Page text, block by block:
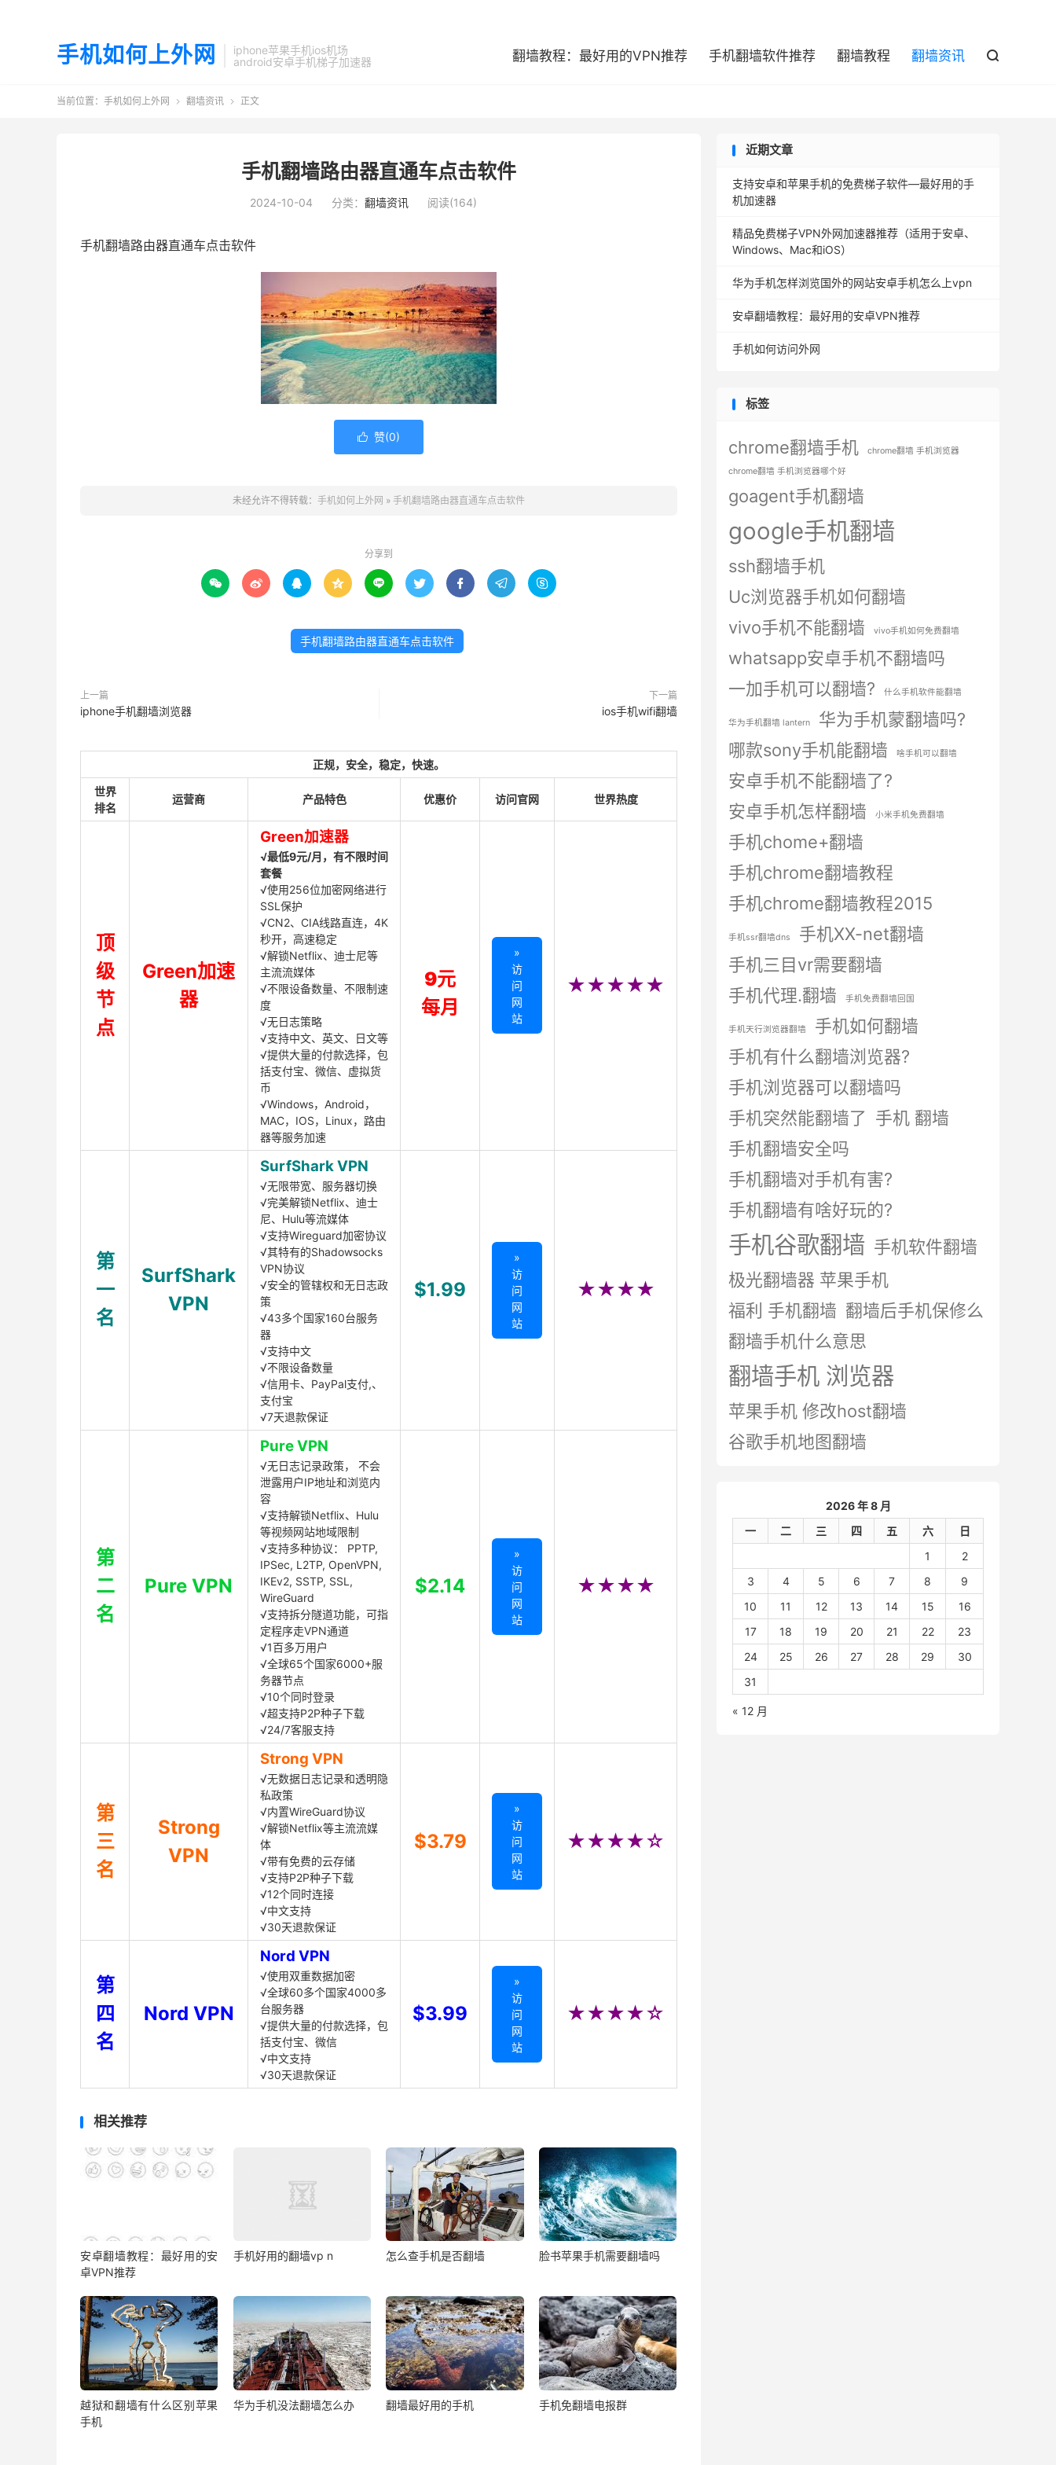
手机如何上外网
iphone苹果手机ios机场
android安卓手机梯子加速器
翻墙教程：最好用的VPN推荐 手机翻墙软件推荐 翻墙教程 翻墙资讯 
当前位置： 手机如何上外网  翻墙资讯  正文
手机翻墙路由器直通车点击软件
2024-10-04 分类： 翻墙资讯 阅读(164)
手机翻墙路由器直通车点击软件
 赞(0)
未经允许不得转载： 手机如何上外网 » 手机翻墙路由器直通车点击软件
分享到
        
手机翻墙路由器直通车点击软件
上一篇
iphone手机翻墙浏览器
下一篇
ios手机wifi翻墙
正规，安全，稳定，快速。
世界
排名
运营商 产品特色 优惠价 访问官网 世界热度
顶
级
节
点
Green加速
器
Green加速器
√最低9元/月，有不限时间
套餐
√使用256位加密网络进行
SSL保护
√CN2、CIA线路直连，4K
秒开，高速稳定
√解锁Netflix、迪士尼等
主流流媒体
√不限设备数量、不限制速
度
√无日志策略
√支持中文、英文、日文等
√提供大量的付款选择，包
括支付宝、微信、虚拟货
币
√Windows，Android，
MAC，IOS，Linux，路由
器等服务加速
9元
每月
»
访
问
网
站
★★★★★
第
一
名
SurfShark
VPN
SurfShark VPN
√无限带宽、服务器切换
√完美解锁Netflix、迪士
尼、Hulu等流媒体
√支持Wireguard加密协议
√其特有的Shadowsocks
VPN协议
√安全的管辖权和无日志政
策
√43多个国家160台服务
器
√支持中文
√不限设备数量
√信用卡、PayPal支付,、
支付宝
√7天退款保证
$1.99
»
访
问
网
站
★★★★
第
二
名
Pure VPN
Pure VPN
√无日志记录政策， 不会
泄露用户IP地址和浏览内
容
√支持解锁Netflix、Hulu
等视频网站地域限制
√支持多种协议： PPTP,
IPSec, L2TP, OpenVPN,
IKEv2, SSTP, SSL,
WireGuard
√支持拆分隧道功能，可指
定程序走VPN通道
√1百多万用户
√全球65个国家6000+服
务器节点
√10个同时登录
√超支持P2P种子下载
√24/7客服支持
$2.14
»
访
问
网
站
★★★★
第
三
名
Strong
VPN
Strong VPN
√无数据日志记录和透明隐
私政策
√内置WireGuard协议
√解锁Netflix等主流流媒
体
√带有免费的云存储
√支持P2P种子下载
√12个同时连接
√中文支持
√30天退款保证
$3.79
»
访
问
网
站
★★★★☆
第
四
名
Nord VPN
Nord VPN
√使用双重数据加密
√全球60多个国家4000多
台服务器
√提供大量的付款选择，包
括支付宝、微信
√中文支持
√30天退款保证
$3.99
»
访
问
网
站
★★★★☆
相关推荐
安卓翻墙教程：最好用的安
卓VPN推荐
手机好用的翻墙vp n 怎么查手机是否翻墙 脸书苹果手机需要翻墙吗
越狱和翻墙有什么区别苹果
手机
华为手机没法翻墙怎么办 翻墙最好用的手机 手机免翻墙电报群
近期文章
支持安卓和苹果手机的免费梯子软件—最好用的手
机加速器
精品免费梯子VPN外网加速器推荐（适用于安卓、
Windows、Mac和iOS）
华为手机怎样浏览国外的网站安卓手机怎么上vpn
安卓翻墙教程：最好用的安卓VPN推荐
手机如何访问外网
标签
chrome翻墙手机
chrome翻墙 手机浏览器
chrome翻墙 手机浏览器哪个好
goagent手机翻墙
google手机翻墙
ssh翻墙手机
Uc浏览器手机如何翻墙
vivo手机不能翻墙
vivo手机如何免费翻墙
whatsapp安卓手机不翻墙吗
一加手机可以翻墙?
什么手机软件能翻墙
华为手机翻墙 lantern
华为手机蒙翻墙吗?
哪款sony手机能翻墙
啥手机可以翻墙
安卓手机不能翻墙了?
安卓手机怎样翻墙
小米手机免费翻墙
手机chome+翻墙
手机chrome翻墙教程
手机chrome翻墙教程2015
手机ssr翻墙dns
手机XX-net翻墙
手机三目vr需要翻墙
手机代理.翻墙
手机免费翻墙回国
手机天行浏览器翻墙
手机如何翻墙
手机有什么翻墙浏览器?
手机浏览器可以翻墙吗
手机突然能翻墙了 手机 翻墙
手机翻墙安全吗
手机翻墙对手机有害?
手机翻墙有啥好玩的?
手机谷歌翻墙 手机软件翻墙
极光翻墙器 苹果手机
福利 手机翻墙 翻墙后手机保修么
翻墙手机什么意思
翻墙手机 浏览器
苹果手机 修改host翻墙
谷歌手机地图翻墙
2026 年 8 月
一
二 三 四 五 六
日
1
2
3
4 5 6 7 8
9
10
11 12 13 14 15
16
17
18 19 20 21 22
23
24
25 26 27 28 29
30
31
« 12 月